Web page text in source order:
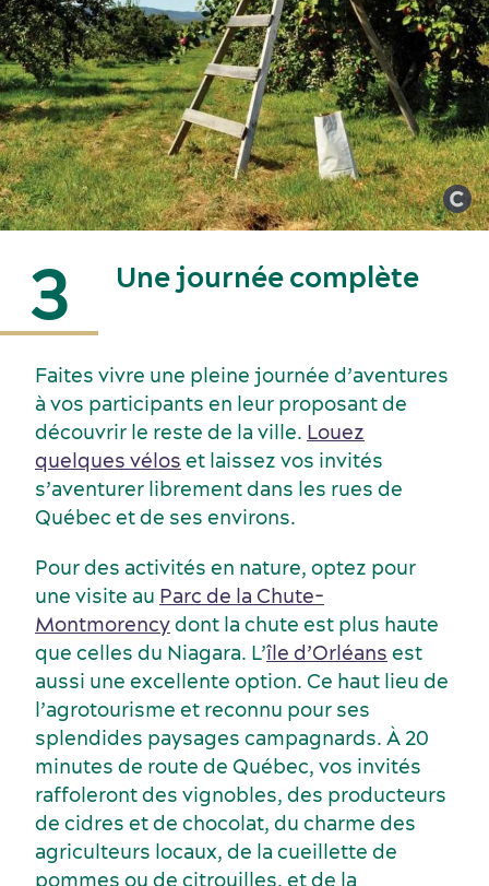
3 Une journée complète
Faites vivre une pleine journée d’aventures
à vos participants en leur proposant de
découvrir le reste de la ville. Louez
quelques vélos et laissez vos invités
s’aventurer librement dans les rues de
Québec et de ses environs.
Pour des activités en nature, optez pour
une visite au Parc de la Chute-
Montmorencydont la chute est plus haute
que celles du Niagara. L’île d’Orléans est
aussi une excellente option. Ce haut lieu de
l’agrotourisme et reconnu pour ses
splendides paysages campagnards. À 20
minutes de route de Québec, vos invités
raffoleront des vignobles, des producteurs
de cidres et de chocolat, du charme des
agriculteurs locaux, de la cueillette de
pommes ou de citrouilles, et de la